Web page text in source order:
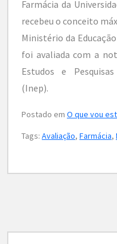
Farmácia da
recebeu o conceito
Ministério da
foi avaliada com a
Estudos e
(Inep).
Postado em O que vou
Tags: Avaliação, Farmácia,